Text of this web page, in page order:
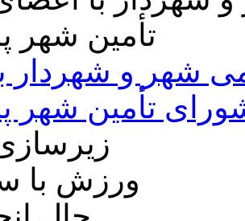
شهر و شهردار
تأمین شهر